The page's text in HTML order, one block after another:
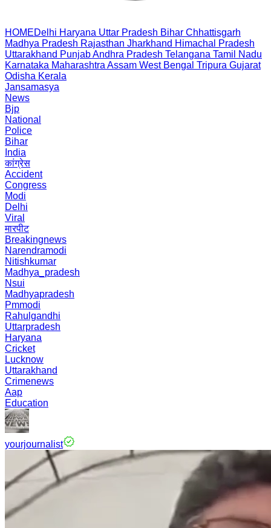
HOMEDelhi Haryana Uttar Pradesh Bihar Chhattisgarh
Madhya Pradesh Rajasthan Jharkhand Himachal Pradesh
Uttarakhand PunjabAndhra Pradesh Telangana Tamil Nadu
Karnataka Maharashtra Assam West Bengal Tripura Gujarat
Odisha Kerala
Jansamasya
News
Bjp
National
Police
Bihar
India
कांग्रेस
Accident
Congress
Modi
Delhi
Viral
मारपीट
Breakingnews
Narendramodi
Nitishkumar
Madhya_pradesh
Nsui
Madhyapradesh
Pmmodi
Rahulgandhi
Uttarpradesh
Haryana
Cricket
Lucknow
Uttarakhand
Crimenews
Aap
Education
yourjournalist